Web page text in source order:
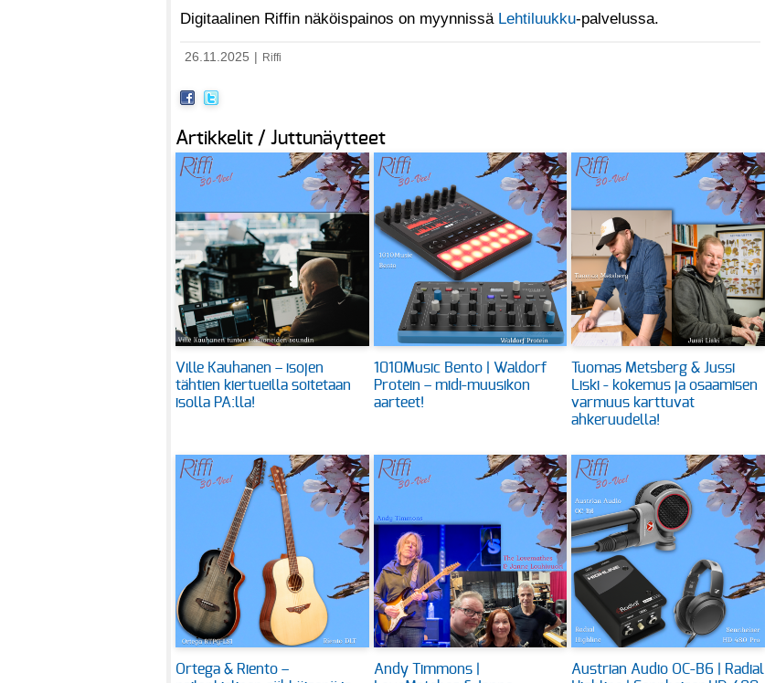
Digitaalinen Riffin näköispainos on myynnissä Lehtiluukku-palvelussa.
26.11.2025 Riffi
Artikkelit / Juttunäytteet
Ville Kauhanen – isojen
tähtien kiertueilla soitetaan
isolla PA:lla!
1010Music Bento | Waldorf
Protein – midi-muusikon
aarteet!
Tuomas Metsberg & Jussi
Liski - kokemus ja osaamisen
varmuus karttuvat
ahkeruudella!
Ortega & Riento –
Andy Timmons |
Austrian Audio OC-B6 | Radial